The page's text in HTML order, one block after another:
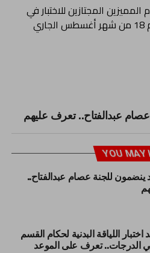
المجتازين للاختبار في
معسكر الحكام المميزين يوم 18 من شهر أغسطس الجاري
عبدالفتاح.. تعرف عليهم
YOU MAY
للجنة عصام عبدالفتاح..
اللياقة البدنية لحكام القسم
الدرجات.. تعرف على الموعد